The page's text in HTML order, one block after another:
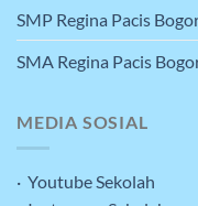
SMP Regina Pacis
SMA Regina Pacis
MEDIA SOSIAL
· Youtube Sekolah